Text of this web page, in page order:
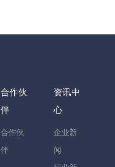
合作伙
伴
合作伙
伴
资讯中
心
企业新
闻